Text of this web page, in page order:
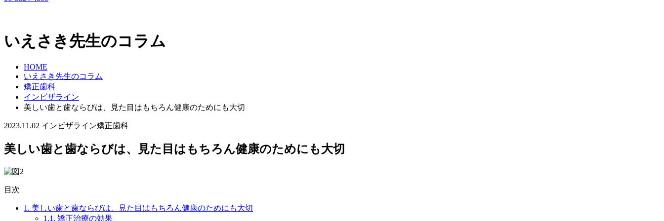
いえさき先生のコラム
HOME
いえさき先生のコラム
矯正歯科
インビザライン
美しい歯と歯ならびは、見た目はもちろん健康のためにも大切
2023.11.02 インビザライン矯正歯科
美しい歯と歯ならびは、見た目はもちろん健康のためにも大切
目次
1. 美しい歯と歯ならびは、見た目はもちろん健康のためにも大切
1.1. 矯正治療の効果